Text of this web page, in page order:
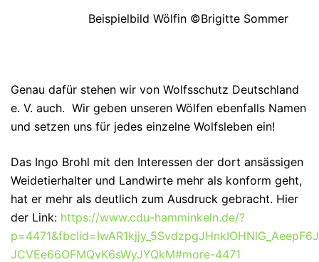
Beispielbild Wölfin ©Brigitte Sommer
Genau dafür stehen wir von Wolfsschutz Deutschland
e. V. auch. Wir geben unseren Wölfen ebenfalls Namen
und setzen uns für jedes einzelne Wolfsleben ein!
Das Ingo Brohl mit den Interessen der dort ansässigen
Weidetierhalter und Landwirte mehr als konform geht,
hat er mehr als deutlich zum Ausdruck gebracht. Hier
der Link: https://www.cdu-hamminkeln.de/?
JCVEe66OFMQvK6sWyJYQkM#more-4471